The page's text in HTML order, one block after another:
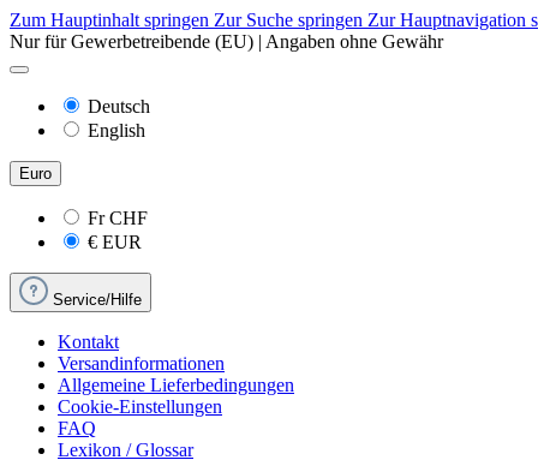
Zum Hauptinhalt springen Zur Suche springen Zur Hauptnavigation
Nur für Gewerbetreibende (EU) | Angaben ohne Gewähr
Deutsch
English
Euro
FrCHF
€ EUR
Service/Hilfe
Kontakt
Versandinformationen
Allgemeine Lieferbedingungen
Cookie-Einstellungen
FAQ
Lexikon / Glossar